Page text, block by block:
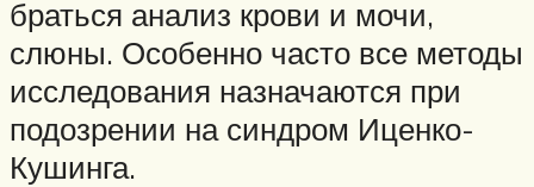
браться анализ крови и мочи,
слюны. Особенно часто все методы
исследования назначаются при
подозрении на синдром Иценко-
Кушинга.